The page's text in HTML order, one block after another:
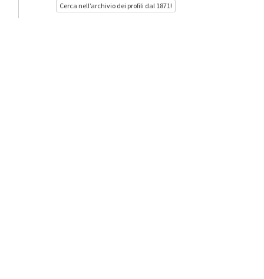
Cerca nell’archivio dei profili dal 1871!